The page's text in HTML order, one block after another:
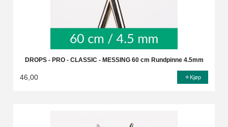
DROPS - PRO - CLASSIC - MESSING 60 cm Rundpinne 4.5mm
46,00 Kjøp